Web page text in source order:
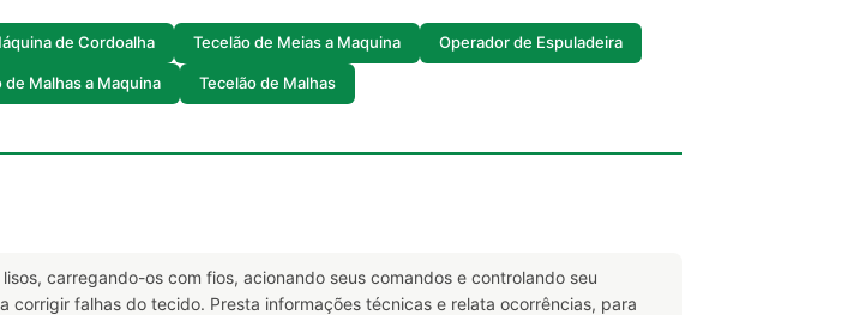
de Cordoalha Tecelão de Meias a Maquina Operador de Espuladeira
de Malhas a Maquina Tecelão de Malhas
carregando-os com fios, acionando seus comandos e controlando seu
falhas do tecido. Presta informações técnicas e relata ocorrências, para